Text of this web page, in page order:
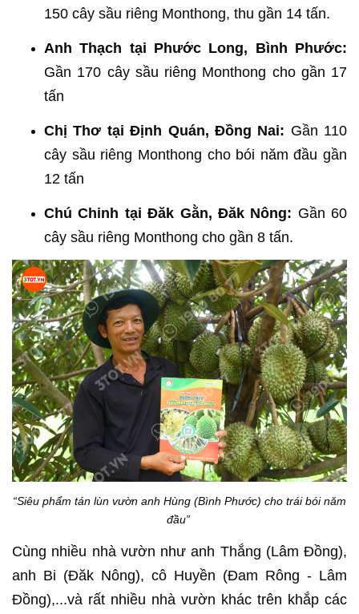
150 cây sầu riêng Monthong, thu gần 14 tấn.
Anh Thạch tại Phước Long, Bình Phước:
Gần 170 cây sầu riêng Monthong cho gần 17
tấn
Chị Thơ tại Định Quán, Đồng Nai: Gần 110
cây sầu riêng Monthong cho bói năm đầu gần
12 tấn
Chú Chinh tại Đăk Gằn, Đăk Nông: Gần 60
cây sầu riêng Monthong cho gần 8 tấn.
“Siêu phẩm tán lùn vườn anh Hùng (Bình Phước) cho trái bói năm
đầu”
Cùng nhiều nhà vườn như anh Thắng (Lâm Đồng),
anh Bi (Đăk Nông), cô Huyền (Đam Rông - Lâm
Đồng),...và rất nhiều nhà vườn khác trên khắp các